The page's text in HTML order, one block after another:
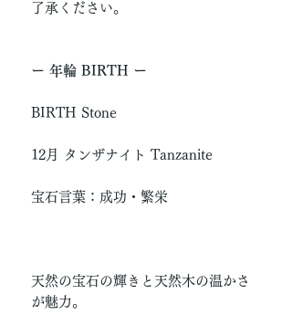
了承ください。
ー 年輪 BIRTH ー
BIRTH Stone
12月 タンザナイト Tanzanite
宝石言葉：成功・繁栄
天然の宝石の輝きと天然木の温かさ
が魅力。